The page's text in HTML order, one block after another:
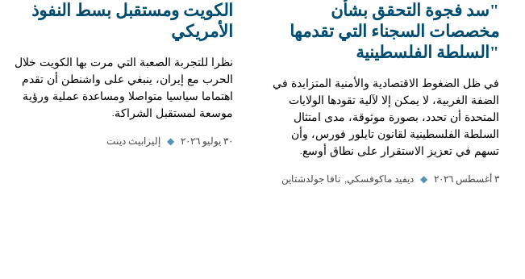
"سد فجوة التحقق بشأن
مخصصات السجناء التي تقدمها
"السلطة الفلسطينية
في ظل الضغوط الاقتصادية والأمنية المتزايدة في
الضفة الغربية، لا يمكن إلا لآلية تقودها الولايات
المتحدة أن تحدد، بصورة موثوقة، مدى امتثال
السلطة الفلسطينية لقانون تايلور فورس، وأن
تسهم في تعزيز الاستقرار على نطاق أوسع.
٣ أغسطس ٢٠٢٦ ◆ ديفيد ماكوفسكي نافا جولدشتاين
الكويت ومستقبل بسط النفوذ
الأمريكي
نظرا للتجربة الصعبة التي مرت بها الكويت خلال
الحرب مع إيران، ينبغي على واشنطن أن تقدم
اهتماما سياسيا متواصلا ومساعدة عملية ورؤية
موسعة لمستقبل الشراكة.
٣٠ يوليو ٢٠٢٦ ◆ إليزابيث دينت